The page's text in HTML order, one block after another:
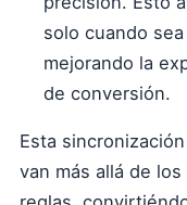
solo cuando
mejorando la
de conversión.
Esta
van más allá de